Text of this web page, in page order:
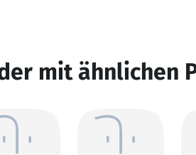
mit ähnlichen